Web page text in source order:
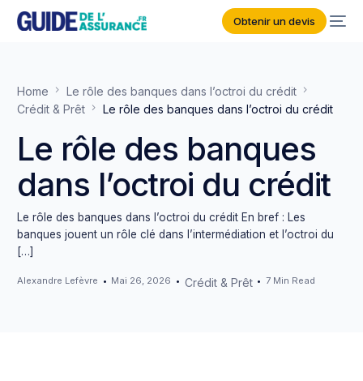
Obtenir un devis
Home
Le rôle des banques dans l’octroi du crédit
Crédit & Prêt
Le rôle des banques dans l’octroi du crédit
Le rôle des banques
dans l’octroi du crédit
Le rôle des banques dans l’octroi du crédit En bref : Les
banques jouent un rôle clé dans l’intermédiation et l’octroi du
[…]
Alexandre Lefèvre Mai 26, 2026 Crédit & Prêt 7 Min Read